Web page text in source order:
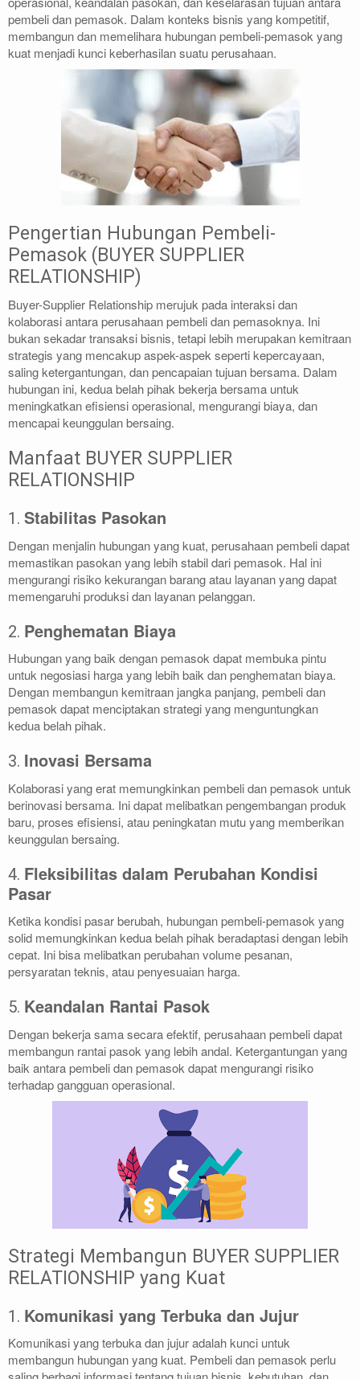
pembeli dan pemasok. Dalam konteks bisnis yang kompetitif,
membangun dan memelihara hubungan pembeli-pemasok yang
kuat menjadi kunci keberhasilan suatu perusahaan.
Pengertian Hubungan Pembeli-
Pemasok (BUYER SUPPLIER
RELATIONSHIP)
Buyer-Supplier Relationship merujuk pada interaksi dan
kolaborasi antara perusahaan pembeli dan pemasoknya. Ini
bukan sekadar transaksi bisnis, tetapi lebih merupakan kemitraan
strategis yang mencakup aspek-aspek seperti kepercayaan,
saling ketergantungan, dan pencapaian tujuan bersama. Dalam
hubungan ini, kedua belah pihak bekerja bersama untuk
meningkatkan efisiensi operasional, mengurangi biaya, dan
mencapai keunggulan bersaing.
Manfaat BUYER SUPPLIER
RELATIONSHIP
1. Stabilitas Pasokan
Dengan menjalin hubungan yang kuat, perusahaan pembeli dapat
memastikan pasokan yang lebih stabil dari pemasok. Hal ini
mengurangi risiko kekurangan barang atau layanan yang dapat
memengaruhi produksi dan layanan pelanggan.
2. Penghematan Biaya
Hubungan yang baik dengan pemasok dapat membuka pintu
untuk negosiasi harga yang lebih baik dan penghematan biaya.
Dengan membangun kemitraan jangka panjang, pembeli dan
pemasok dapat menciptakan strategi yang menguntungkan
kedua belah pihak.
3. Inovasi Bersama
Kolaborasi yang erat memungkinkan pembeli dan pemasok untuk
berinovasi bersama. Ini dapat melibatkan pengembangan produk
baru, proses efisiensi, atau peningkatan mutu yang memberikan
keunggulan bersaing.
4. Fleksibilitas dalam Perubahan Kondisi
Pasar
Ketika kondisi pasar berubah, hubungan pembeli-pemasok yang
solid memungkinkan kedua belah pihak beradaptasi dengan lebih
cepat. Ini bisa melibatkan perubahan volume pesanan,
persyaratan teknis, atau penyesuaian harga.
5. Keandalan Rantai Pasok
Dengan bekerja sama secara efektif, perusahaan pembeli dapat
membangun rantai pasok yang lebih andal. Ketergantungan yang
baik antara pembeli dan pemasok dapat mengurangi risiko
terhadap gangguan operasional.
Strategi Membangun BUYER SUPPLIER
RELATIONSHIP yang Kuat
1. Komunikasi yang Terbuka dan Jujur
Komunikasi yang terbuka dan jujur adalah kunci untuk
membangun hubungan yang kuat. Pembeli dan pemasok perlu